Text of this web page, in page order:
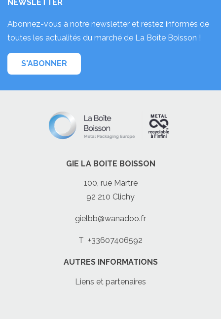
NEWSLETTER
Abonnez-vous à notre newsletter et restez informés de
toutes les actualités du marché de La Boîte Boisson !
S'ABONNER
GIE LA BOITE BOISSON
100, rue Martre
92 210 Clichy
gielbb@wanadoo.fr
T +33607406592
AUTRES INFORMATIONS
Liens et partenaires